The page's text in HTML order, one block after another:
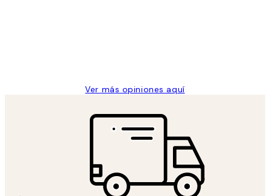
Ver más opiniones aquí